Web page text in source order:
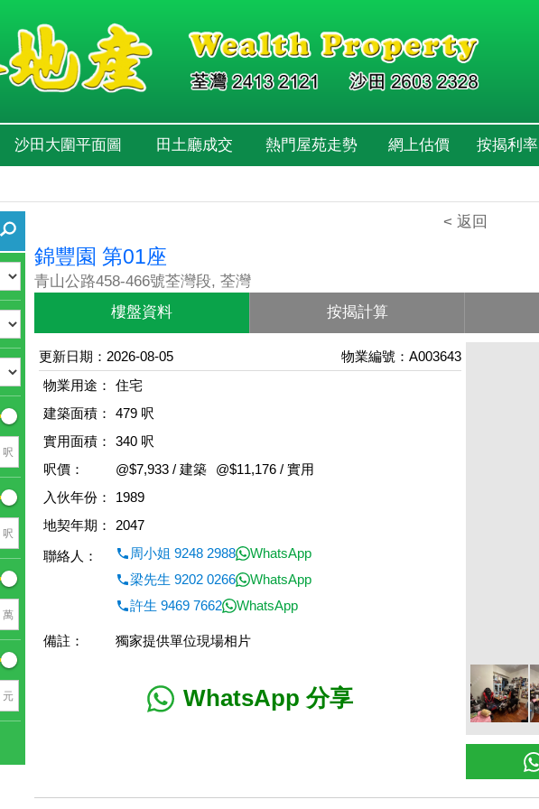
沙田大圍平面圖 田土廳成交 熱門屋苑走勢 網上估價 按揭利率
呎
呎
萬
元
< 返回
錦豐園 第01座
青山公路458-466號荃灣段, 荃灣
樓盤資料 按揭計算
更新日期：2026-08-05
物業編號：A003643
物業用途：
住宅
建築面積：
479 呎
實用面積：
340 呎
呎價：
@$7,933 / 建築
@$11,176 / 實用
入伙年份：
1989
地契年期：
2047
聯絡人：
周小姐 9248 2988
WhatsApp
梁先生 9202 0266
WhatsApp
許生 9469 7662
WhatsApp
備註： 獨家提供單位現場相片
WhatsApp 分享